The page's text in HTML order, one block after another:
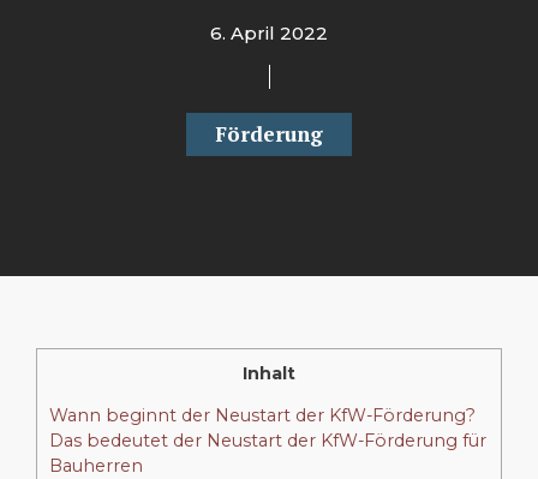
6. April 2022
Förderung
Inhalt
Wann beginnt der Neustart der KfW-Förderung?
Das bedeutet der Neustart der KfW-Förderung für
Bauherren